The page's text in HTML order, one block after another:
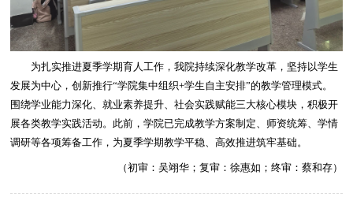
为扎实推进夏季学期育人工作，我院持续深化教学改革，坚持以学生
发展为中心，创新推行“学院集中组织+学生自主安排”的教学管理模式。
围绕学业能力深化、就业素养提升、社会实践赋能三大核心模块，积极开
展各类教学实践活动。此前，学院已完成教学方案制定、师资统筹、学情
调研等各项筹备工作，为夏季学期教学平稳、高效推进筑牢基础。
（初审：吴翊华；复审：徐惠如；终审：蔡和存）